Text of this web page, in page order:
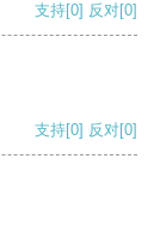
支持[0] 反对[0]
支持[0] 反对[0]